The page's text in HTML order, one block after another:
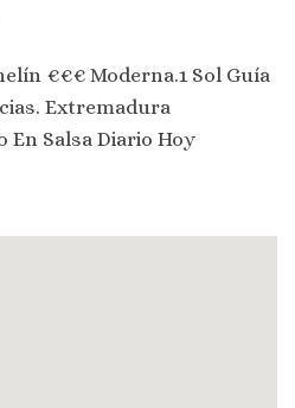
€€€ Moderna.1 Sol Guía
Extremadura
En Salsa Diario Hoy